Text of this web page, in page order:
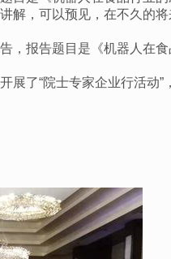
解，可以预见，在不久的
，报告题目是《机器人在
展了“院士专家企业行活动”